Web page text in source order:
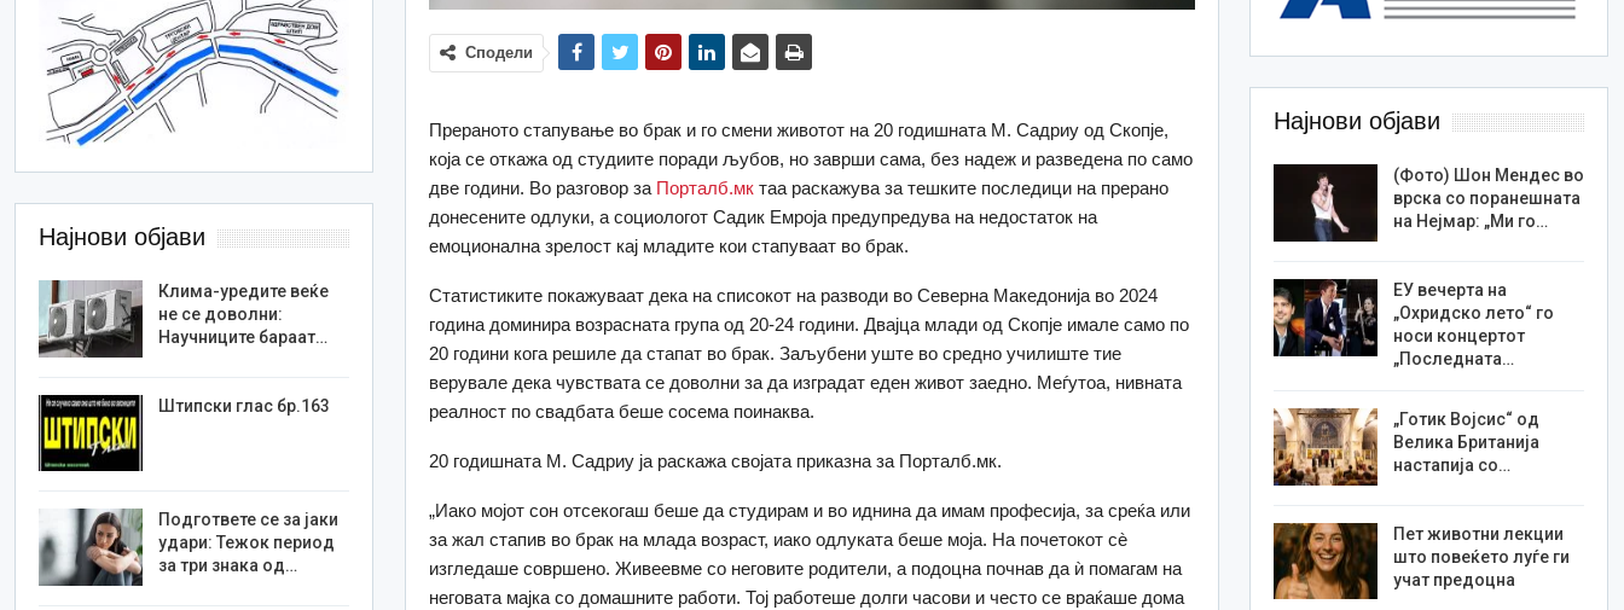
Сподели
Прераното стапување во брак и го смени животот на 20 годишната М. Садриу од Скопје,
која се откажа од студиите поради љубов, но заврши сама, без надеж и разведена по само
две години. Во разговор за Порталб.мк таа раскажува за тешките последици на прерано
донесените одлуки, а социологот Садик Емроја предупредува на недостаток на
емоционална зрелост кај младите кои стапуваат во брак.
Статистиките покажуваат дека на списокот на разводи во Северна Македонија во 2024
година доминира возрасната група од 20-24 години. Двајца млади од Скопје имале само по
20 години кога решиле да стапат во брак. Заљубени уште во средно училиште тие
верувале дека чувствата се доволни за да изградат еден живот заедно. Меѓутоа, нивната
реалност по свадбата беше сосема поинаква.
20 годишната М. Садриу ја раскажа својата приказна за Порталб.мк.
„Иако мојот сон отсекогаш беше да студирам и во иднина да имам професија, за среќа или
за жал стапив во брак на млада возраст, иако одлуката беше моја. На почетокот сè
изгледаше совршено. Живеевме со неговите родители, а подоцна почнав да ѝ помагам на
неговата мајка со домашните работи. Тој работеше долги часови и често се враќаше дома
Најнови објави
(Фото) Шон Мендес во
врска со поранешната
на Нејмар: „Ми го…
ЕУ вечерта на
„Охридско лето“ го
носи концертот
„Последната…
„Готик Војсис“ од
Велика Британија
настапија со…
Пет животни лекции
што повеќето луѓе ги
учат предоцна
Најнови објави
Клима-уредите веќе
не се доволни:
Научниците бараат…
Штипски глас бр.163
Подгответе се за јаки
удари: Тежок период
за три знака од…